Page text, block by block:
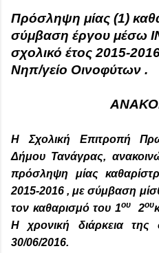
Πρόσληψη μίας (1)
σύμβαση έργου μέσω
σχολικό έτος 2015-201
Νηπ/γείο Οινοφύτων .
Η Σχολική Επιτροπή
Δήμου Τανάγρας,
πρόσληψη μίας
2015-2016 , με σύμβαση
τον καθαρισμό του 1ου2ου
Η χρονική διάρκεια της
30/06/2016.